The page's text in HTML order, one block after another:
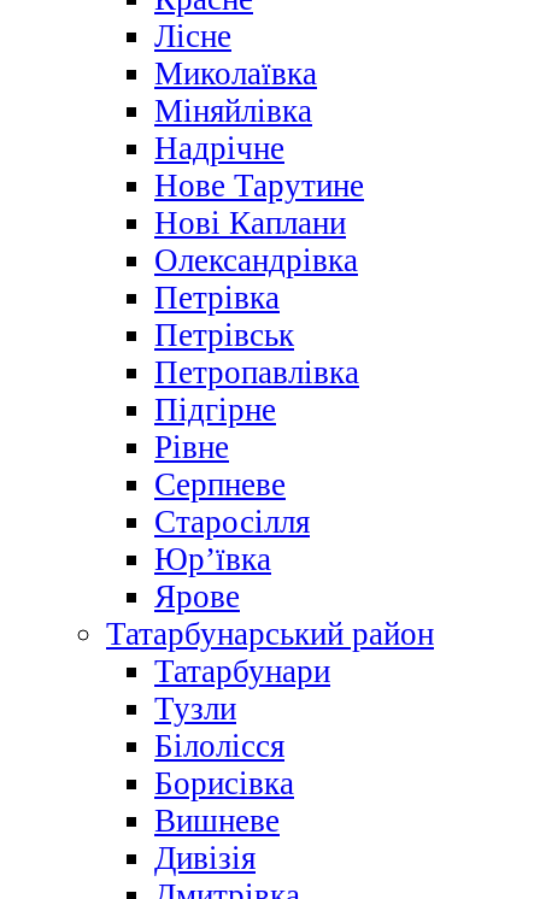
Лісне
Миколаївка
Міняйлівка
Надрічне
Нове Тарутине
Нові Каплани
Олександрівка
Петрівка
Петрівськ
Петропавлівка
Підгірне
Рівне
Серпневе
Старосілля
Юр’ївка
Ярове
Татарбунарський район
Татарбунари
Тузли
Білолісся
Борисівка
Вишневе
Дивізія